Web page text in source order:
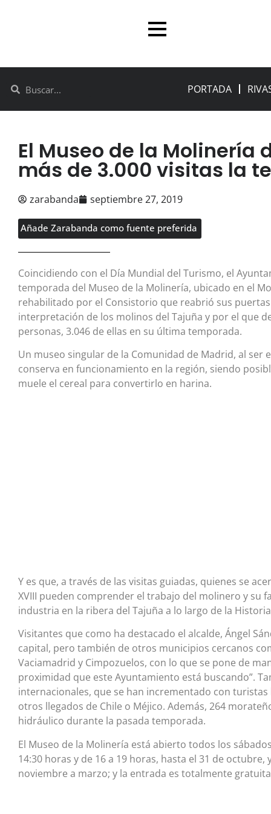
PORTADA
El Museo de la Molinería
más de 3.000 visitas la
zarabanda septiembre 27, 2019
Añade Zarabanda como fuente preferida
Coincidiendo con el Día Mundial del Turismo, el
temporada del Museo de la Molinería, ubicado en el
rehabilitado por el Consistorio que reabrió sus
interpretación de los molinos del Tajuña y por el que
personas, 3.046 de ellas en su última temporada.
Un museo singular de la Comunidad de Madrid, al ser
conserva en funcionamiento en la región, siendo
muele el cereal para convertirlo en harina.
Y es que, a través de las visitas guiadas, quienes se
XVIII pueden comprender el trabajo del molinero y su
industria en la ribera del Tajuña a lo largo de la
Visitantes que como ha destacado el alcalde, Ángel
capital, pero también de otros municipios cercanos
Vaciamadrid y Cimpozuelos, con lo que se pone de
proximidad que este Ayuntamiento está buscando”.
internacionales, que se han incrementado con
otros llegados de Chile o Méjico. Además, 264
hidráulico durante la pasada temporada.
El Museo de la Molinería está abierto todos los
14:30 horas y de 16 a 19 horas, hasta el 31 de octubre,
noviembre a marzo; y la entrada es totalmente